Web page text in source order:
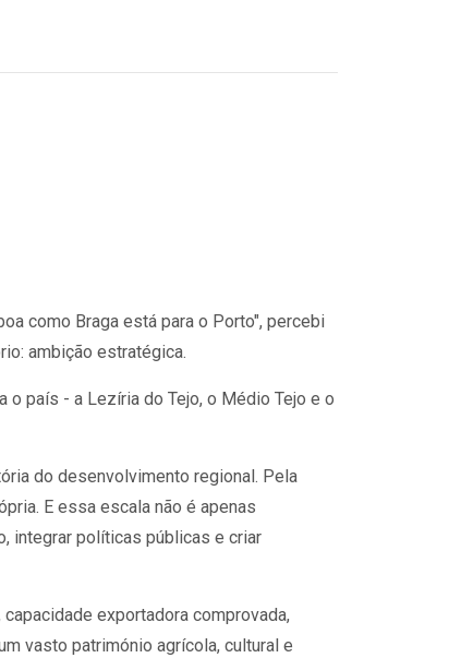
como Braga está para o Porto", percebi
ambição estratégica.
país - a Lezíria do Tejo, o Médio Tejo e o
do desenvolvimento regional. Pela
E essa escala não é apenas
integrar políticas públicas e criar
exportadora comprovada,
vasto património agrícola, cultural e